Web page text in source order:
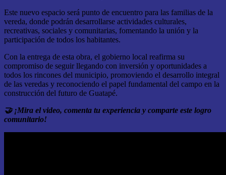
Este nuevo espacio será punto de encuentro para las familias de la
vereda, donde podrán desarrollarse actividades culturales,
recreativas, sociales y comunitarias, fomentando la unión y la
participación de todos los habitantes.
Con la entrega de esta obra, el gobierno local reafirma su
compromiso de seguir llegando con inversión y oportunidades a
todos los rincones del municipio, promoviendo el desarrollo integral
de las veredas y reconociendo el papel fundamental del campo en la
construcción del futuro de Guatapé.
🤝¡Mira el video, comenta tu experiencia y comparte este logro
comunitario!